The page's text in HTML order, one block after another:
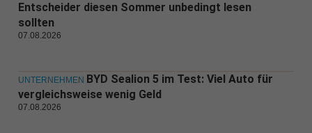
Entscheider diesen Sommer unbedingt lesen
sollten
07.08.2026
UNTERNEHMEN BYD Sealion 5 im Test: Viel Auto für
vergleichsweise wenig Geld
07.08.2026